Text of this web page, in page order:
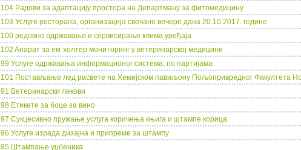
104 Радови за адаптацију простора на Департману за фитомедицину
103 Услуге ресторана, организација свечане вечере дана 20.10.2017. године
100 редовно одржавањe и сервисирањe клима уређаја
102 Aпарат за екг холтер мониторинг у ветеринарској медицини
99 Услуге одржавања информационог система, по партијама
101 Постављање лед расвете на Хемијском павиљону Пољопривредног Факултета
91 Ветеринарски лекови
98 Етикете за боце за вино
97 Сукцесивно пружање услуга коричења књига и штампе корица
96 Услуге израда дизајна и припреме за штампу
95 Штампање уџбеника